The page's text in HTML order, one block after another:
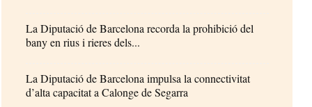
La Diputació de Barcelona recorda la prohibició del
bany en rius i rieres dels...
La Diputació de Barcelona impulsa la connectivitat
d’alta capacitat a Calonge de Segarra